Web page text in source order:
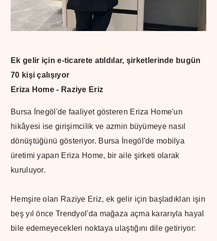
Ek gelir için e-ticarete atıldılar, şirketlerinde bugün
70 kişi çalışıyor
Eriza Home - Raziye Eriz
Bursa İnegöl'de faaliyet gösteren Eriza Home'un
hikâyesi ise girişimcilik ve azmin büyümeye nasıl
dönüştüğünü gösteriyor. Bursa İnegöl'de mobilya
üretimi yapan Eriza Home, bir aile şirketi olarak
kuruluyor.
Hemşire olan Raziye Eriz, ek gelir için başladıkları işin
beş yıl önce Trendyol'da mağaza açma kararıyla hayal
bile edemeyecekleri noktaya ulaştığını dile getiriyor: